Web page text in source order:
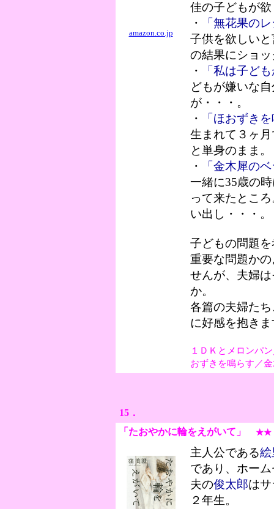
amazon.co.jp
佳の子どもが
・
「無花果の
子供を欲しい
の結果にショ
・
「私は子ど
どもが嫌いな
が・・・。
・
「ほおずき
生まれて３ヶ
と単身のまま。
・
「金木犀の
一緒に35歳の
って来たとこ
い出し・・・。
子どもの問題
重要な問題か
せんが、夫婦
か。
各篇の夫婦た
に好感を抱き
１ＤＫとメロンパ
おずきを鳴らす／
15．
「たおやかに輪をえがいて 」 ★★
主人公である絵
であり、ホー
夫の俊太郎は
２年生。